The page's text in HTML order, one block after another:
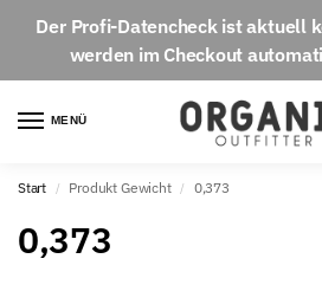
Der Profi-Datencheckist aktuell
werden im Checkout
MENÜ
Start / Produkt Gewicht / 0,373
0,373